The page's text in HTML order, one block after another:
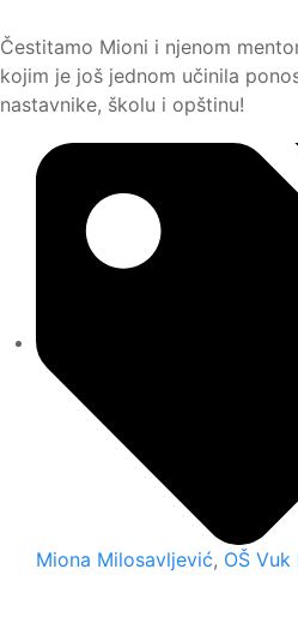
Čestitamo Mioni i njenom
kojim je još jednom učinila
nastavnike, školu i opštinu!
Miona Milosavljević, OŠ Vuk